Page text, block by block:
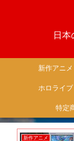
日
新作アニメ
ホロライブ
新作アニメ